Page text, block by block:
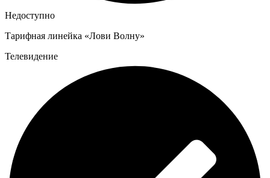
Недоступно
Тарифная линейка «Лови Волну»
Телевидение